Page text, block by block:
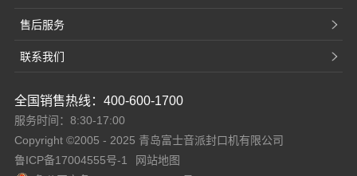
售后服务
联系我们
全国销售热线：400-600-1700
服务时间：8:30-17:00
Copyright ©2005 - 2025 青岛富士音派封口机有限公司
鲁ICP备17004555号-1
网站地图